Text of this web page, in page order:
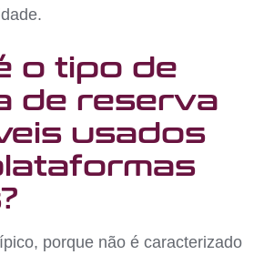
o tipo de
de reserva
usados
porque não é caracterizado